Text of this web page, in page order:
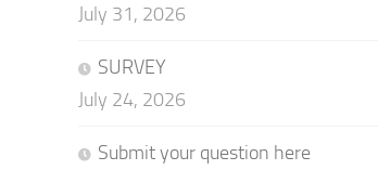
July 31, 2026
SURVEY
July 24, 2026
Submit your question here